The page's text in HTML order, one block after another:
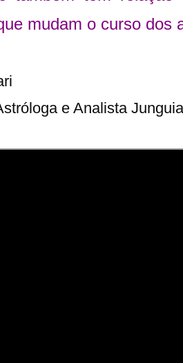
mudam o curso dos
e Analista